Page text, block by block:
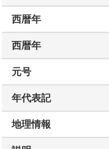
西暦年
西暦年
元号
年代表記
地理情報